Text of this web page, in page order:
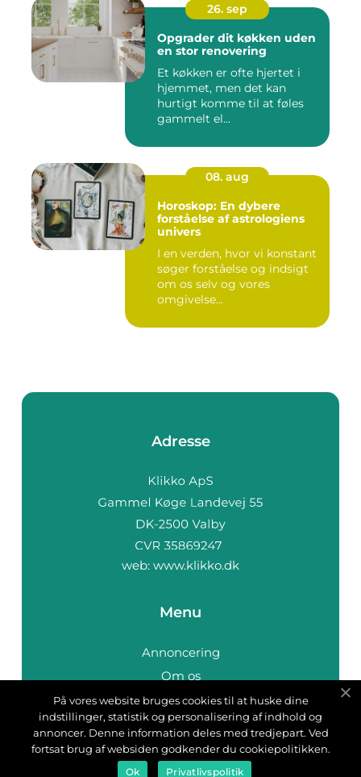
26. sep
Opgrader dit køkken uden
en stor renovering
Et køkken er ofte hjertet i
hjemmet, men det kan
hurtigt komme til at føles
gammelt el...
08. aug
Horoskop: En dybere
forståelse af astrologiens
univers
I en verden, hvor vi konstant
søger forståelse og indsigt
om os selv og vores
omgivelse...
Adresse
web: www.klikko.dk
Menu
Annoncering
Om os
Cookies
Kontakt os
Sitemap
På vores website bruges cookies til at huske dine
indstillinger, statistik og personalisering af indhold og
annoncer. Denne information deles med tredjepart. Ved
fortsat brug af websiden godkender du cookiepolitikken.
Ok Privatlivspolitik